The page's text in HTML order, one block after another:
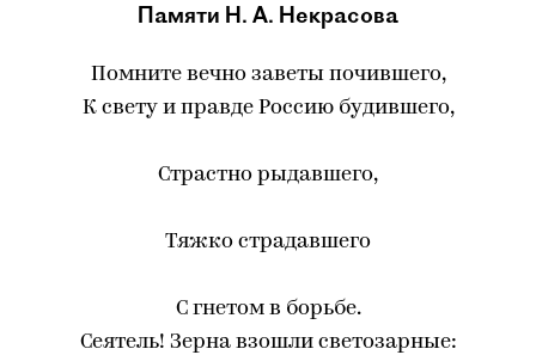
Памяти Н. А. Некрасова
Помните вечно заветы почившего,
К свету и правде Россию будившего,
Страстно рыдавшего,
Тяжко страдавшего
С гнетом в борьбе.
Сеятель! Зерна взошли светозарные: